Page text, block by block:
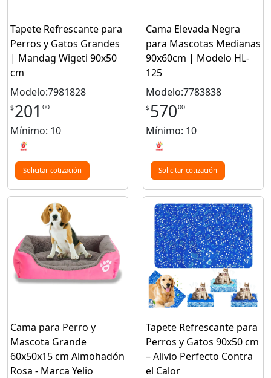
Tapete Refrescante para
Perros y Gatos Grandes
| Mandag Wigeti 90x50
cm
Modelo:7981828
$201 00
Mínimo: 10
Solicitar cotización
Cama Elevada Negra
para Mascotas Medianas
90x60cm | Modelo HL-
125
Modelo:7783838
$57000
Mínimo: 10
Solicitar cotización
Cama para Perro y
Mascota Grande
60x50x15 cm Almohadón
Rosa - Marca Yelio
Tapete Refrescante para
Perros y Gatos 90x50 cm
– Alivio Perfecto Contra
el Calor